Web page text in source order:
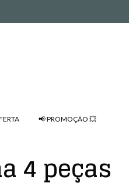
📢 PROMOÇÃO 💥
4 peças